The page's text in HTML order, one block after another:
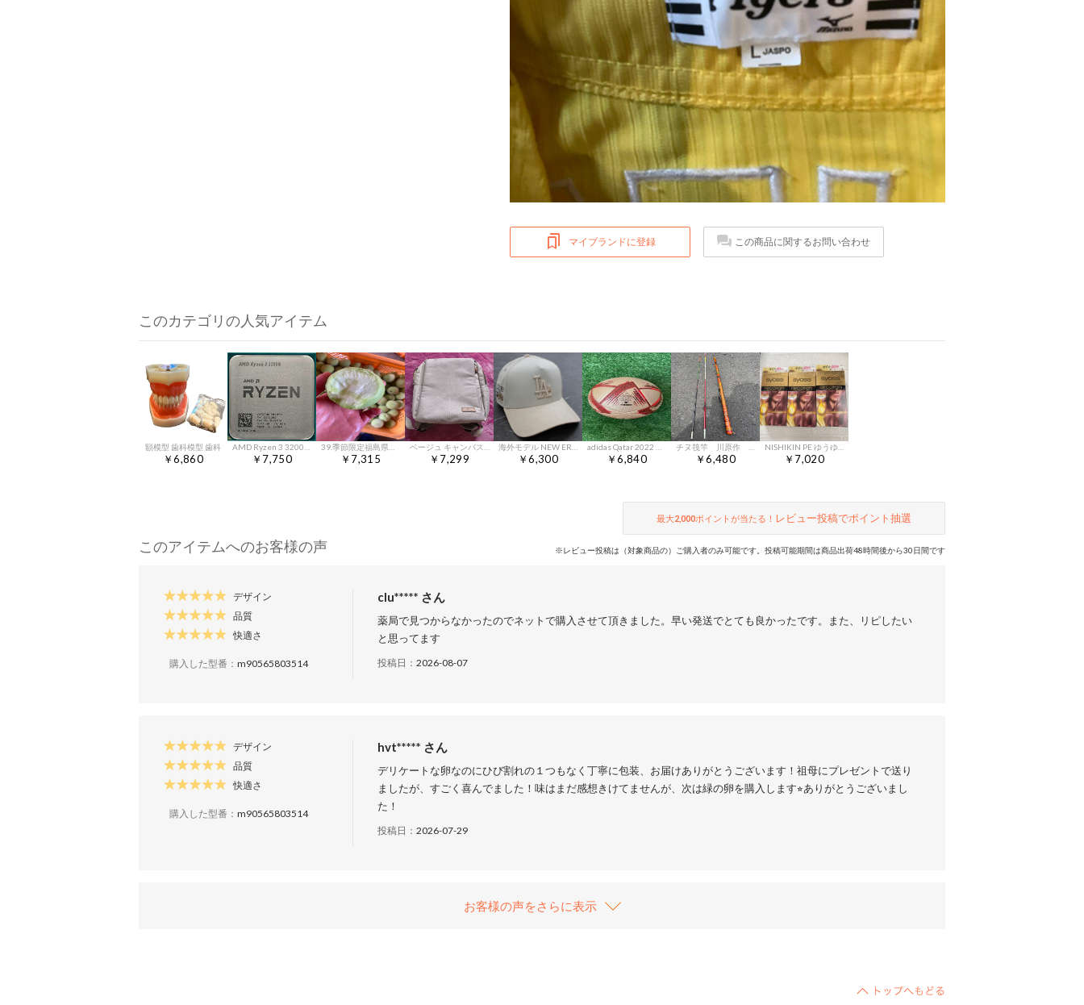
マイブランドに登録 この商品に関するお問い合わせ
このカテゴリの人気アイテム
額模型 歯科模型 歯科
￥6,860 ￥7,750 ￥7,315 ￥7,299 ￥6,300 ￥6,840 ￥6,480 ￥7,020
最大2,000ポイントが当たる！ レビュー投稿でポイント抽選
※レビュー投稿は（対象商品の）ご購入者のみ可能です。投稿可能期間は商品出荷48時間後から30日間です
このアイテムへのお客様の声
デザイン
品質
快適さ
購入した型番： m90565803514
clu***** さん
薬局で見つからなかったのでネットで購入させて頂きました。早い発送でとても良かったです。また、リピしたい
と思ってます
投稿日： 2026-08-07
デザイン
品質
快適さ
購入した型番： m90565803514
hvt***** さん
デリケートな卵なのにひび割れの１つもなく丁寧に包装、お届けありがとうございます！祖母にプレゼントで送り
ましたが、すごく喜んでました！味はまだ感想きけてませんが、次は緑の卵を購入します⭐︎ありがとうございまし
た！
投稿日： 2026-07-29
お客様の声をさらに表示